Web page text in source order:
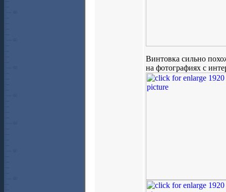
Винтовка сильно
на фотографиях с